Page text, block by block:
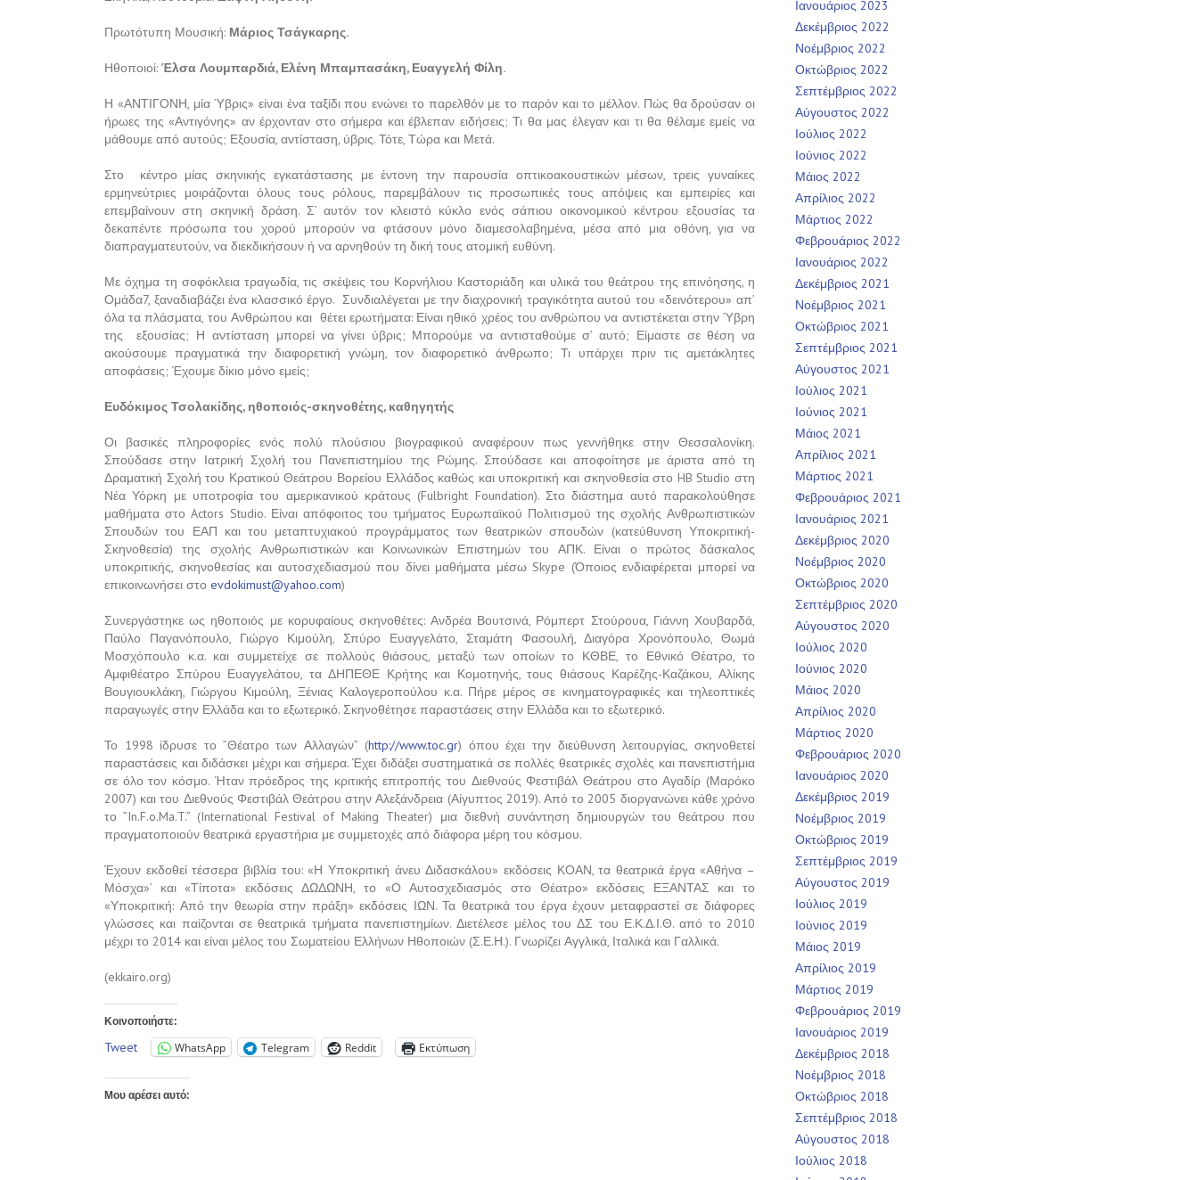
Πρωτότυπη Μουσική: Μάριος Τσάγκαρης.
Ηθοποιοί: Έλσα Λουμπαρδιά, Ελένη Μπαμπασάκη, Ευαγγελή Φίλη.
Η «ΑΝΤΙΓΟΝΗ, μία Ύβρις» είναι ένα ταξίδι που ενώνει το παρελθόν με το παρόν και το μέλλον. Πώς θα δρούσαν οι
ήρωες της «Αντιγόνης» αν έρχονταν στο σήμερα και έβλεπαν ειδήσεις; Τι θα μας έλεγαν και τι θα θέλαμε εμείς να
μάθουμε από αυτούς; Εξουσία, αντίσταση, ύβρις. Τότε, Τώρα και Μετά.
Στο κέντρο μίας σκηνικής εγκατάστασης με έντονη την παρουσία οπτικοακουστικών μέσων, τρεις γυναίκες
ερμηνεύτριες μοιράζονται όλους τους ρόλους, παρεμβάλουν τις προσωπικές τους απόψεις και εμπειρίες και
επεμβαίνουν στη σκηνική δράση. Σ’ αυτόν τον κλειστό κύκλο ενός σάπιου οικονομικού κέντρου εξουσίας τα
δεκαπέντε πρόσωπα του χορού μπορούν να φτάσουν μόνο διαμεσολαβημένα, μέσα από μια οθόνη, για να
διαπραγματευτούν, να διεκδικήσουν ή να αρνηθούν τη δική τους ατομική ευθύνη.
Με όχημα τη σοφόκλεια τραγωδία, τις σκέψεις του Κορνήλιου Καστοριάδη και υλικά του θεάτρου της επινόησης, η
Ομάδα7, ξαναδιαβάζει ένα κλασσικό έργο. Συνδιαλέγεται με την διαχρονική τραγικότητα αυτού του «δεινότερου» απ’
όλα τα πλάσματα, του Ανθρώπου και θέτει ερωτήματα: Είναι ηθικό χρέος του ανθρώπου να αντιστέκεται στην Ύβρη
της εξουσίας; Η αντίσταση μπορεί να γίνει ύβρις; Μπορούμε να αντισταθούμε σ’ αυτό; Είμαστε σε θέση να
ακούσουμε πραγματικά την διαφορετική γνώμη, τον διαφορετικό άνθρωπο; Τι υπάρχει πριν τις αμετάκλητες
αποφάσεις; Έχουμε δίκιο μόνο εμείς;
Ευδόκιμος Τσολακίδης, ηθοποιός-σκηνοθέτης, καθηγητής
Οι βασικές πληροφορίες ενός πολύ πλούσιου βιογραφικού αναφέρουν πως γεννήθηκε στην Θεσσαλονίκη.
Σπούδασε στην Ιατρική Σχολή του Πανεπιστημίου της Ρώμης. Σπούδασε και αποφοίτησε με άριστα από τη
Δραματική Σχολή του Κρατικού Θεάτρου Βορείου Ελλάδος καθώς και υποκριτική και σκηνοθεσία στο HB Studio στη
Νέα Υόρκη με υποτροφία του αμερικανικού κράτους (Fulbright Foundation). Στο διάστημα αυτό παρακολούθησε
μαθήματα στο Actors Studio. Είναι απόφοιτος του τμήματος Ευρωπαϊκού Πολιτισμού της σχολής Ανθρωπιστικών
Σπουδών του ΕΑΠ και του μεταπτυχιακού προγράμματος των θεατρικών σπουδών (κατεύθυνση Υποκριτική-
Σκηνοθεσία) της σχολής Ανθρωπιστικών και Κοινωνικών Επιστημών του ΑΠΚ. Είναι ο πρώτος δάσκαλος
υποκριτικής, σκηνοθεσίας και αυτοσχεδιασμού που δίνει μαθήματα μέσω Skype (Όποιος ενδιαφέρεται μπορεί να
επικοινωνήσει στο evdokimust@yahoo.com)
Συνεργάστηκε ως ηθοποιός με κορυφαίους σκηνοθέτες: Ανδρέα Βουτσινά, Ρόμπερτ Στούρουα, Γιάννη Χουβαρδά,
Παύλο Παγανόπουλο, Γιώργο Κιμούλη, Σπύρο Ευαγγελάτο, Σταμάτη Φασουλή, Διαγόρα Χρονόπουλο, Θωμά
Μοσχόπουλο κ.α. και συμμετείχε σε πολλούς θιάσους, μεταξύ των οποίων το ΚΘΒΕ, το Εθνικό Θέατρο, το
Αμφιθέατρο Σπύρου Ευαγγελάτου, τα ΔΗΠΕΘΕ Κρήτης και Κομοτηνής, τους θιάσους Καρέζης-Καζάκου, Αλίκης
Βουγιουκλάκη, Γιώργου Κιμούλη, Ξένιας Καλογεροπούλου κ.α. Πήρε μέρος σε κινηματογραφικές και τηλεοπτικές
παραγωγές στην Ελλάδα και το εξωτερικό. Σκηνοθέτησε παραστάσεις στην Ελλάδα και το εξωτερικό.
Το 1998 ίδρυσε το ”Θέατρο των Αλλαγών” (http://www.toc.gr) όπου έχει την διεύθυνση λειτουργίας, σκηνοθετεί
παραστάσεις και διδάσκει μέχρι και σήμερα. Έχει διδάξει συστηματικά σε πολλές θεατρικές σχολές και πανεπιστήμια
σε όλο τον κόσμο. Ήταν πρόεδρος της κριτικής επιτροπής του Διεθνούς Φεστιβάλ Θεάτρου στο Αγαδίρ (Μαρόκο
2007) και του Διεθνούς Φεστιβάλ Θεάτρου στην Αλεξάνδρεια (Αίγυπτος 2019). Από το 2005 διοργανώνει κάθε χρόνο
το ”In.F.o.Ma.T.” (International Festival of Making Theater) μια διεθνή συνάντηση δημιουργών του θεάτρου που
πραγματοποιούν θεατρικά εργαστήρια με συμμετοχές από διάφορα μέρη του κόσμου.
Έχουν εκδοθεί τέσσερα βιβλία του: «Η Υποκριτική άνευ Διδασκάλου» εκδόσεις ΚΟΑΝ, τα θεατρικά έργα «Αθήνα –
Μόσχα»’ και «Τίποτα» εκδόσεις ΔΩΔΩΝΗ, το «Ο Αυτοσχεδιασμός στο Θέατρο» εκδόσεις ΕΞΑΝΤΑΣ και το
«Υποκριτική: Από την θεωρία στην πράξη» εκδόσεις ΙΩΝ. Τα θεατρικά του έργα έχουν μεταφραστεί σε διάφορες
γλώσσες και παίζονται σε θεατρικά τμήματα πανεπιστημίων. Διετέλεσε μέλος του ΔΣ του Ε.Κ.Δ.Ι.Θ. από το 2010
μέχρι το 2014 και είναι μέλος του Σωματείου Ελλήνων Ηθοποιών (Σ.Ε.Η.). Γνωρίζει Αγγλικά, Ιταλικά και Γαλλικά.
(ekkairo.org)
Κοινοποιήστε:
Tweet WhatsApp Telegram Reddit Εκτύπωση
Μου αρέσει αυτό:
Ιανουάριος 2023
Δεκέμβριος 2022
Νοέμβριος 2022
Οκτώβριος 2022
Σεπτέμβριος 2022
Αύγουστος 2022
Ιούλιος 2022
Ιούνιος 2022
Μάιος 2022
Απρίλιος 2022
Μάρτιος 2022
Φεβρουάριος 2022
Ιανουάριος 2022
Δεκέμβριος 2021
Νοέμβριος 2021
Οκτώβριος 2021
Σεπτέμβριος 2021
Αύγουστος 2021
Ιούλιος 2021
Ιούνιος 2021
Μάιος 2021
Απρίλιος 2021
Μάρτιος 2021
Φεβρουάριος 2021
Ιανουάριος 2021
Δεκέμβριος 2020
Νοέμβριος 2020
Οκτώβριος 2020
Σεπτέμβριος 2020
Αύγουστος 2020
Ιούλιος 2020
Ιούνιος 2020
Μάιος 2020
Απρίλιος 2020
Μάρτιος 2020
Φεβρουάριος 2020
Ιανουάριος 2020
Δεκέμβριος 2019
Νοέμβριος 2019
Οκτώβριος 2019
Σεπτέμβριος 2019
Αύγουστος 2019
Ιούλιος 2019
Ιούνιος 2019
Μάιος 2019
Απρίλιος 2019
Μάρτιος 2019
Φεβρουάριος 2019
Ιανουάριος 2019
Δεκέμβριος 2018
Νοέμβριος 2018
Οκτώβριος 2018
Σεπτέμβριος 2018
Αύγουστος 2018
Ιούλιος 2018